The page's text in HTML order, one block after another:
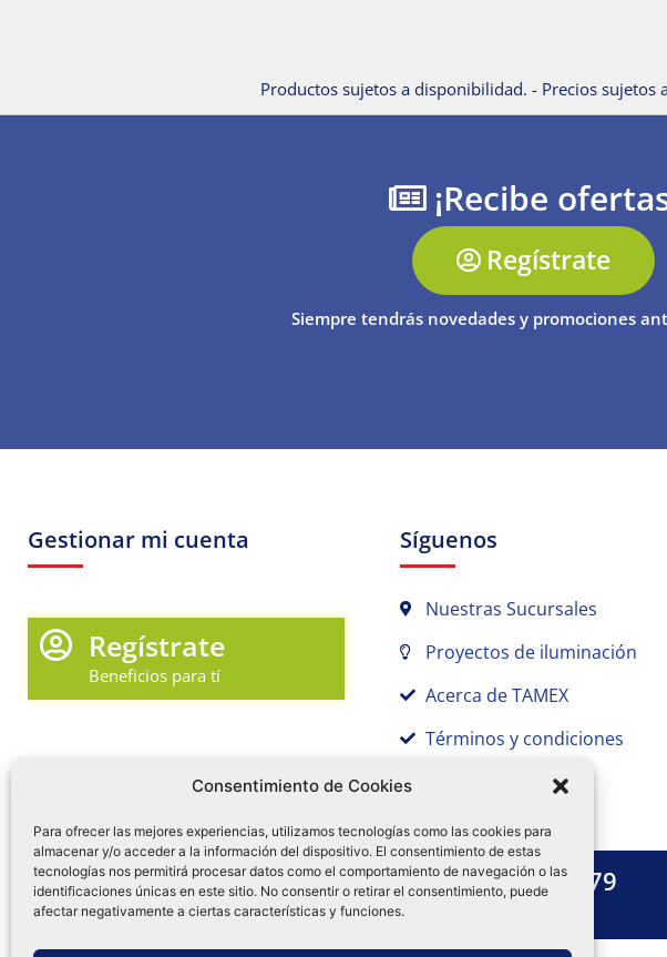
Consentimiento de Cookies
Para ofrecer las mejores experiencias, utilizamos tecnologías como las cookies para
almacenar y/o acceder a la información del dispositivo. El consentimiento de estas
tecnologías nos permitirá procesar datos como el comportamiento de navegación o las
identificaciones únicas en este sitio. No consentir o retirar el consentimiento, puede
afectar negativamente a ciertas características y funciones.
Productos sujetos a disponibilidad. - Precios
¡Recibe
Regístrate
Siempre tendrás novedades y promociones
Gestionar mi cuenta
Regístrate
Beneficios para tí
Mi Cuenta en Tamex
Mis Favoritos
Síguenos
Nuestras Sucursales
Proyectos de iluminación
Acerca de TAMEX
Términos y condiciones
Aviso de Privacidad
55 1328 13 79
Facebook-
Instagram
Linkedin-